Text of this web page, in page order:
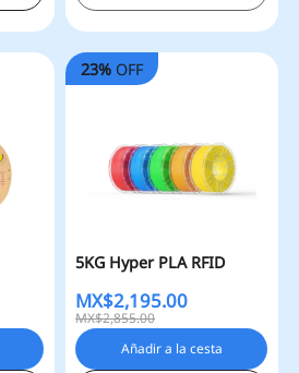
23%OFF
5KG Hyper PLA RFID
MX$2,195.00
MX$2,855.00
Añadir a la cesta